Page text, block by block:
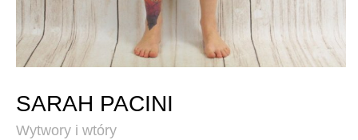
SARAH PACINI
Wytwory i wtóry